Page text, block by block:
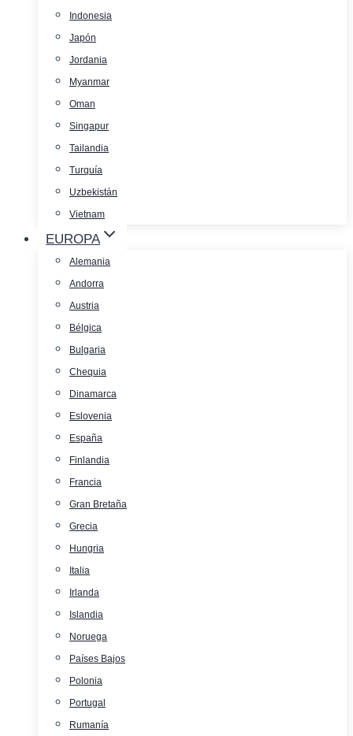
Indonesia
Japón
Jordania
Myanmar
Oman
Singapur
Tailandia
Turquía
Uzbekistán
Vietnam
EUROPA
Alemania
Andorra
Austria
Bélgica
Bulgaria
Chequia
Dinamarca
Eslovenia
España
Finlandia
Francia
Gran Bretaña
Grecia
Hungria
Italia
Irlanda
Islandia
Noruega
Países Bajos
Polonia
Portugal
Rumanía